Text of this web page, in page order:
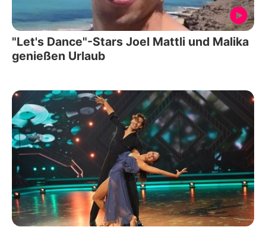
"Let's Dance"-Stars Joel Mattli und Malika
genießen Urlaub